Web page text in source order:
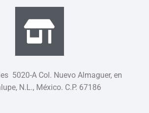
5020-A Col. Nuevo Almaguer, en
N.L., México. C.P. 67186